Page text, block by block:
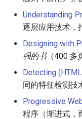
watchOS
JVM
Salesforce
Amazon Web
Windows
ClojureScript
Elixir
Erlang
Julia
License
有用的 . s
.h t aess 片段
nginx
Dropwizard
Kubernetes
Lumen
开放的社会大学
函数式变成
静态分析和代码质量
信息检索
FOSS for Developers
Hyper
PowerShell
Alfred Workflows
Terminals Are Sexy
Wagtail
Drupal
Answers
Sketch
脚手架
Readme
Tools
Understanding
逐层应用技术，
Designing with
强的书（400 多
Detecting
同的特征检测技
Progressive
程序（渐进式，